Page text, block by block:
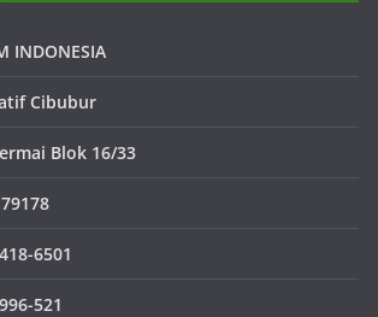
INDONESIA
Cibubur
Blok 16/33
6501
521